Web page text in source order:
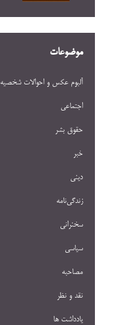
موضوعات
آلبوم عکس و احوالات شخصيه
اجتماعی
حقوق بشر
خبر
دینی
زندگی‌نامه
سخنرانی
سیاسی
مصاحبه
نقد و نظر
یادداشت ها